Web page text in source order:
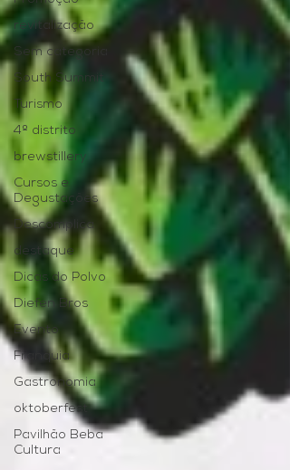
revitalização
Sem categoria
South Summit
Turismo
4º distrito
brewstillery
Cursos e
Degustações
Descomplica
destaque
Dicas do Polvo
Diefen Bros
Evento
Franquia
Gastronomia
oktoberfest
Pavilhão Beba
Cultura